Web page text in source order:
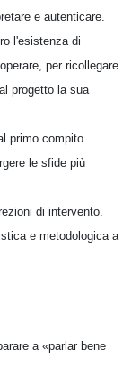
e autenticare.
l'esistenza di
per ricollegare
progetto la sua
primo compito.
le sfide più
di intervento.
e metodologica a
a «parlar bene